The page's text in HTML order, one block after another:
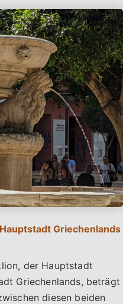
Griechenlands
der Hauptstadt
Griechenlands, beträgt
diesen beiden